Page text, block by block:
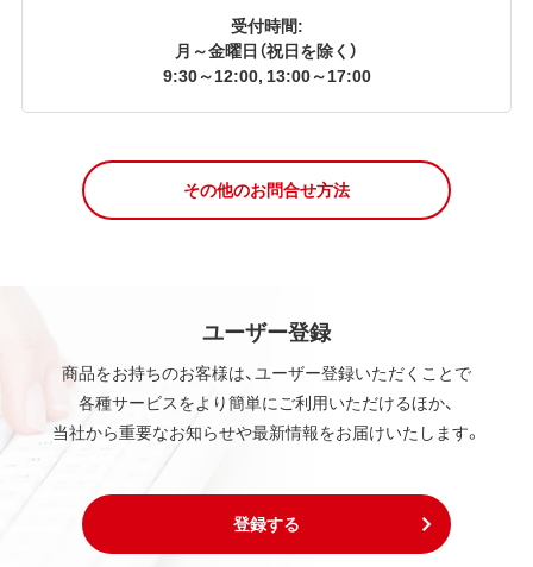
受付時間:
月～金曜日（祝日を除く）
9:30～12:00, 13:00～17:00
その他のお問合せ方法
ユーザー登録
商品をお持ちのお客様は、ユーザー登録いただくことで
各種サービスをより簡単にご利用いただけるほか、
当社から重要なお知らせや最新情報をお届けいたします。
登録する